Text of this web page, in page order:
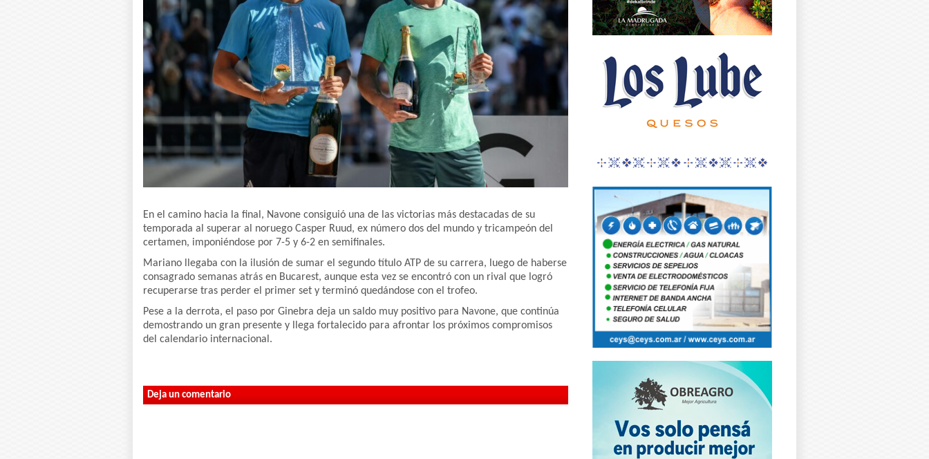
En el camino hacia la final, Navone consiguió una de las victorias más destacadas de su
temporada al superar al noruego Casper Ruud, ex número dos del mundo y tricampeón del
certamen, imponiéndose por 7-5 y 6-2 en semifinales.
Mariano llegaba con la ilusión de sumar el segundo título ATP de su carrera, luego de haberse
consagrado semanas atrás en Bucarest, aunque esta vez se encontró con un rival que logró
recuperarse tras perder el primer set y terminó quedándose con el trofeo.
Pese a la derrota, el paso por Ginebra deja un saldo muy positivo para Navone, que continúa
demostrando un gran presente y llega fortalecido para afrontar los próximos compromisos
del calendario internacional.
Deja un comentario